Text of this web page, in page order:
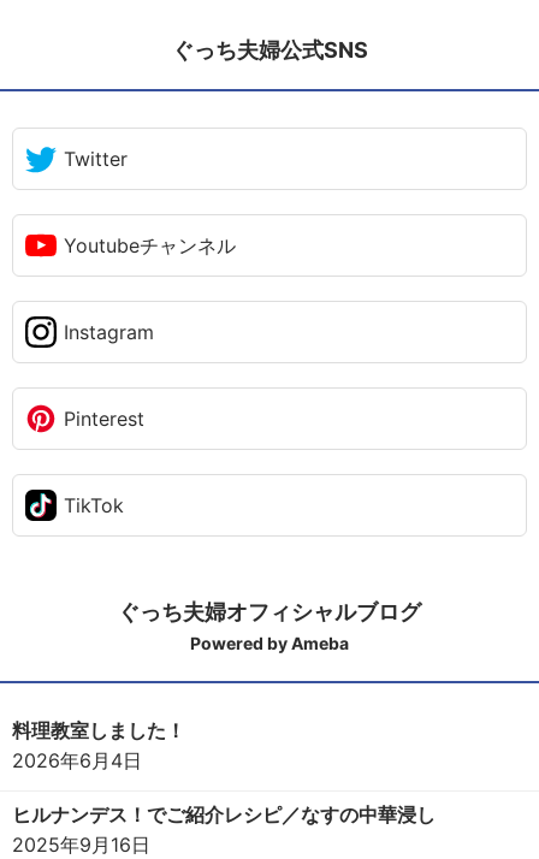
ぐっち夫婦公式SNS
Twitter
Youtubeチャンネル
Instagram
Pinterest
TikTok
ぐっち夫婦オフィシャルブログ
Powered by Ameba
料理教室しました！
2026年6月4日
ヒルナンデス！でご紹介レシピ／なすの中華浸し
2025年9月16日